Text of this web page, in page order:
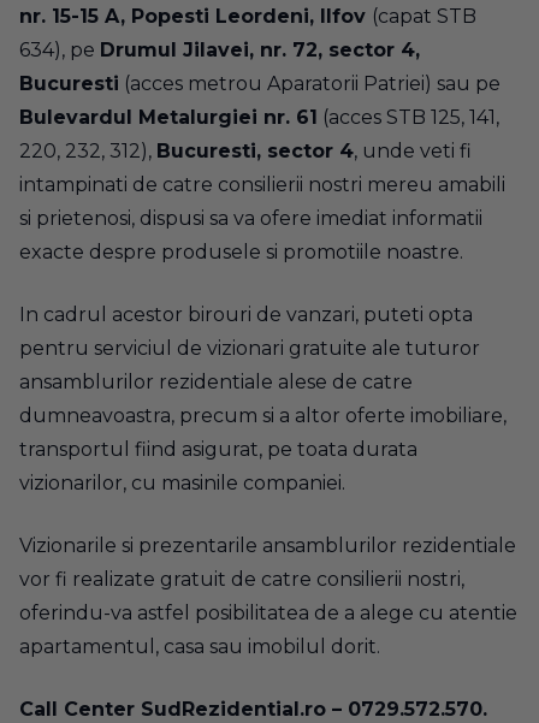
nr. 15-15 A, Popesti Leordeni, Ilfov (capat STB
634), pe Drumul Jilavei, nr. 72, sector 4,
Bucuresti (acces metrou Aparatorii Patriei) sau pe
Bulevardul Metalurgiei nr. 61 (acces STB 125, 141,
220, 232, 312), Bucuresti, sector 4, unde veti fi
intampinati de catre consilierii nostri mereu amabili
si prietenosi, dispusi sa va ofere imediat informatii
exacte despre produsele si promotiile noastre.
In cadrul acestor birouri de vanzari, puteti opta
pentru serviciul de vizionari gratuite ale tuturor
ansamblurilor rezidentiale alese de catre
dumneavoastra, precum si a altor oferte imobiliare,
transportul fiind asigurat, pe toata durata
vizionarilor, cu masinile companiei.
Vizionarile si prezentarile ansamblurilor rezidentiale
vor fi realizate gratuit de catre consilierii nostri,
oferindu-va astfel posibilitatea de a alege cu atentie
apartamentul, casa sau imobilul dorit.
Call Center SudRezidential.ro – 0729.572.570.